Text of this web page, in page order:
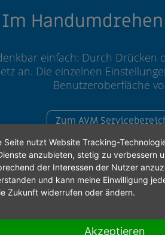
Im
einfach: Durch Drücken
an. Die einzelnen
Benutzeroberfläche
Zum AVM
65 x 36 x 127
207 g
Seite nutzt Website Tracking-
anzubieten, stetig zu verbessern
der Interessen der Nutzer
und kann meine Einwilligung
Zukunft widerrufen oder ändern.
Akzeptieren